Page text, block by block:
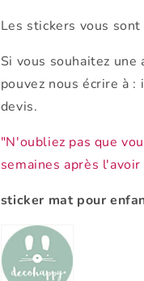
Les stickers vous
Si vous souhaitez
pouvez nous écrire à
devis.
"N'oubliez pas que
semaines après
sticker mat pour